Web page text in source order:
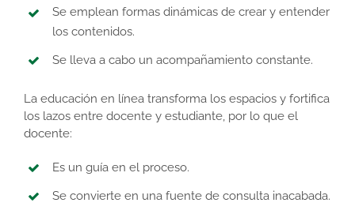
Se emplean formas dinámicas de crear y entender
los contenidos.
Se lleva a cabo un acompañamiento constante.
La educación en línea transforma los espacios y fortifica
los lazos entre docente y estudiante, por lo que el
docente:
Es un guía en el proceso.
Se convierte en una fuente de consulta inacabada.